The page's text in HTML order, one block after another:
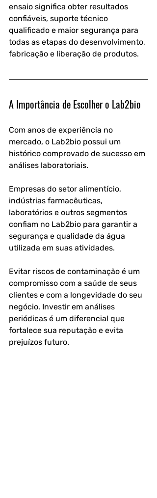
ensaio significa obter resultados
confiáveis, suporte técnico
qualificado e maior segurança para
todas as etapas do desenvolvimento,
fabricação e liberação de produtos.
A Importância de Escolher o Lab2bio
Com anos de experiência no
mercado, o Lab2bio possui um
histórico comprovado de sucesso em
análises laboratoriais.
Empresas do setor alimentício,
indústrias farmacêuticas,
laboratórios e outros segmentos
confiam no Lab2bio para garantir a
segurança e qualidade da água
utilizada em suas atividades.
Evitar riscos de contaminação é um
compromisso com a saúde de seus
clientes e com a longevidade do seu
negócio. Investir em análises
periódicas é um diferencial que
fortalece sua reputação e evita
prejuízos futuro.